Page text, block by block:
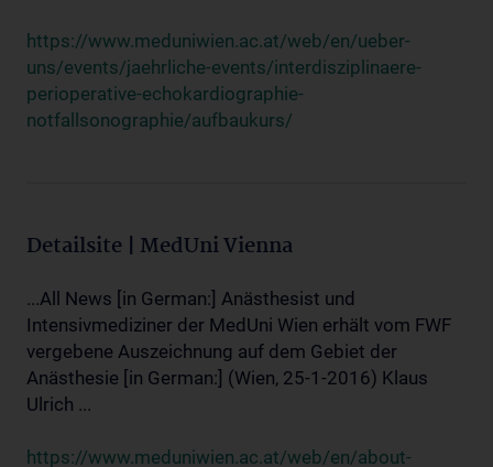
https://www.meduniwien.ac.at/web/en/ueber-
uns/events/jaehrliche-events/interdisziplinaere-
perioperative-echokardiographie-
notfallsonographie/aufbaukurs/
Detailsite | MedUni Vienna
...All News [in German:] Anästhesist und
Intensivmediziner der MedUni Wien erhält vom FWF
vergebene Auszeichnung auf dem Gebiet der
Anästhesie [in German:] (Wien, 25-1-2016) Klaus
Ulrich ...
https://www.meduniwien.ac.at/web/en/about-